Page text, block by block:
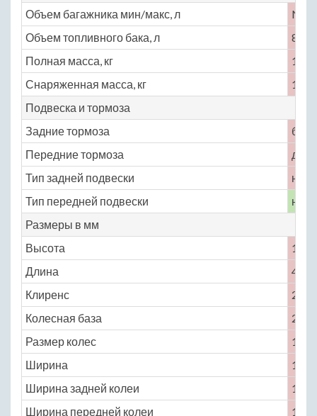
Объем багажника мин/макс, л
No
Объем топливного бака, л
84
Полная масса, кг
1870
Снаряженная масса, кг
1370
Подвеска и тормоза
Задние тормоза
Передние тормоза
Тип задней подвески
Тип передней подвески
Размеры в мм
Высота
1640
Длина
4540
Клиренс
220
Колесная база
2700
Размер колес
175
Ширина
1640
Ширина задней колеи
1400
Ширина передней колеи
1430